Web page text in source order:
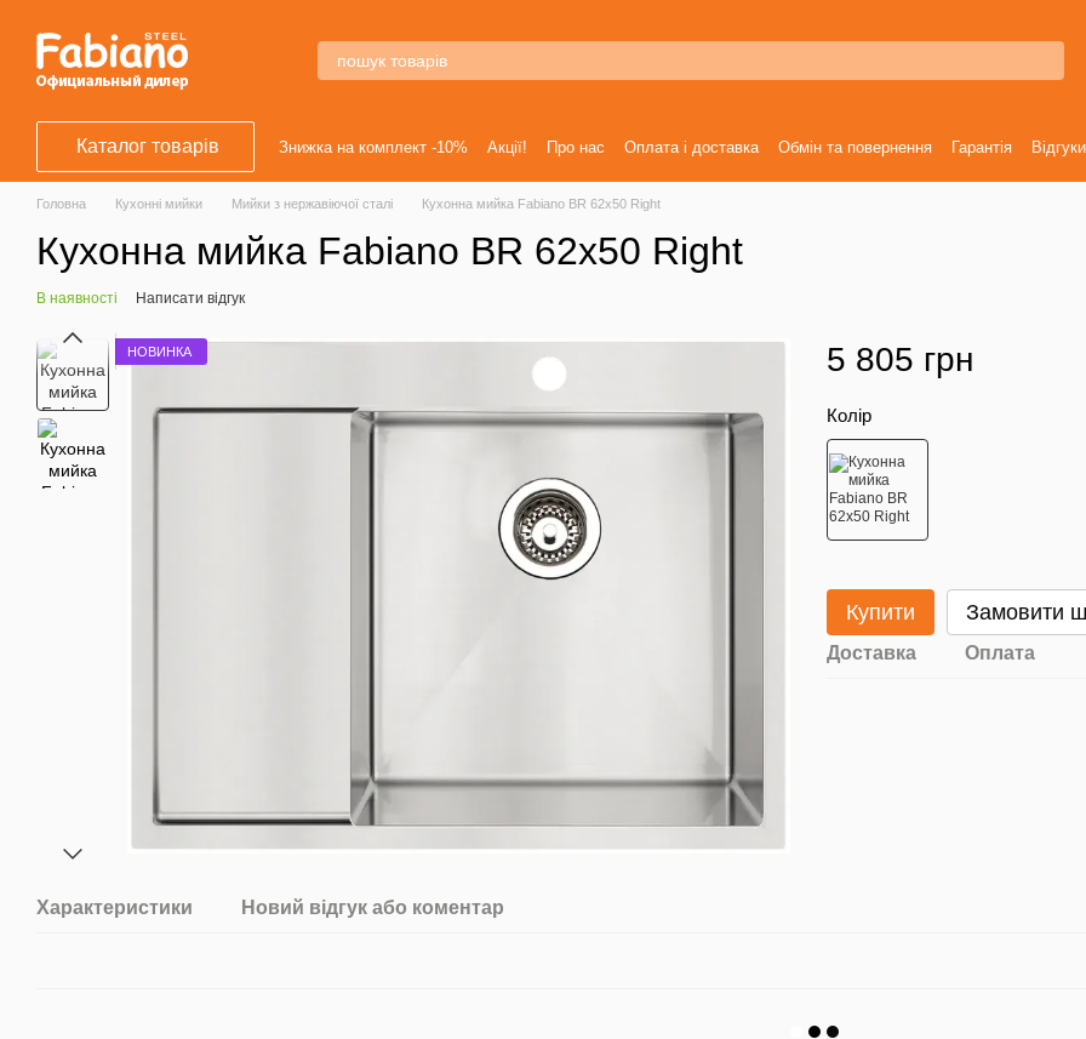
Каталог товарів Знижка на комплект -10% Акції! Про нас Оплата і доставка Обмін та повернення Гарантія Відгуки
Головна Кухонні мийки Мийки з нержавіючої сталі Кухонна мийка Fabiano BR 62x50 Right
Кухонна мийка Fabiano BR 62x50 Right
В наявності Написати відгук
НОВИНКА 5 805 грн
Колір
Купити Замовити
Доставка Оплата
Характеристики Новий відгук або коментар